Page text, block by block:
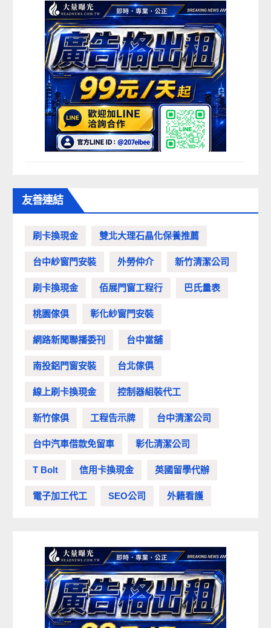
友善連結
刷卡換現金 雙北大理石晶化保養推薦
台中紗窗門安裝 外勞仲介 新竹清潔公司
刷卡換現金 佰展門窗工程行 巴氏量表
桃園傢俱 彰化紗窗門安裝
網路新聞聯播委刊 台中當舖
南投鋁門窗安裝 台北傢俱
線上刷卡換現金 控制器組裝代工
新竹傢俱 工程告示牌 台中清潔公司
台中汽車借款免留車 彰化清潔公司
T Bolt 信用卡換現金 英國留學代辦
電子加工代工 SEO公司 外籍看護